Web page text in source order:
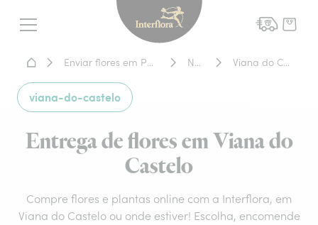
Menu
Interflora - entrega de
Home - Entrega de flores
viana-do-castelo
Entrega de flores em Viana do
Castelo
Compre flores e plantas online com a Interflora, em
Viana do Castelo ou onde estiver! Escolha, encomende